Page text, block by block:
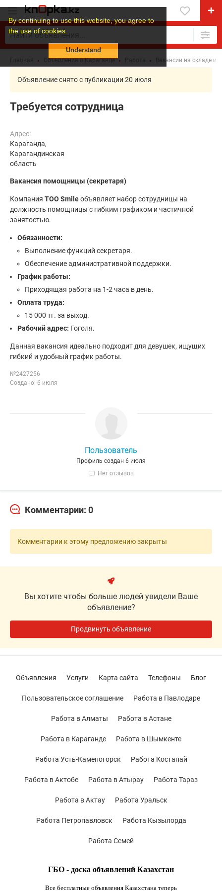
By continuing to use this website, you agree to
the use of cookies.
Understand
Объявления в Караганде Вакансии на складе и
Объявление снято с публикации 20 июля
Требуется сотрудница
Адрес:
Караганда,
Карагандинская
область
Вакансия помощницы (секретаря)
Компания ТОО Smileобъявляет набор сотрудницы на
должность помощницы с гибким графиком и частичной
занятостью.
Обязанности:
Выполнение функций секретаря.
Обеспечение административной поддержки.
График работы:
Приходящая работа на 1-2 часа в день.
Оплата труда:
15 000 тг. за выход.
Рабочий адрес: Гоголя.
Данная вакансия идеально подходит для девушек, ищущих
гибкий и удобный график работы.
№2427256
Создано: 6 июля
Пользователь
Профиль создан 6 июля
Нет отзывов
Комментарии: 0
Комментарии к этому предложению закрыты
Вы хотите чтобы больше людей увидели Ваше
объявление?
Продвинуть объявление
ГБО - доска объявлений Казахстан
Все бесплатные объявления Казахстана теперь
Объявления Услуги Карта сайта Телефоны Блог
Пользовательское соглашение Работа в Павлодаре
Работа в Алматы Работа в Астане
Работа в Караганде Работа в Шымкенте
Работа Усть-Каменогорск Работа Костанай
Работа в Актобе Работа в Атырау Работа Тараз
Работа в Актау Работа Уральск
Работа Петропавловск Работа Кызылорда
Работа Семей